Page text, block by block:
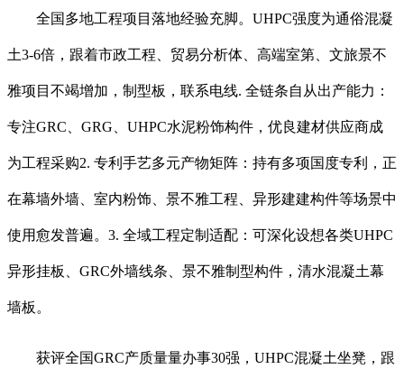
全国多地工程项目落地经验充脚。UHPC强度为通俗混凝
土3-6倍，跟着市政工程、贸易分析体、高端室第、文旅景不
雅项目不竭增加，制型板，联系电线. 全链条自从出产能力：
专注GRC、GRG、UHPC水泥粉饰构件，优良建材供应商成
为工程采购2. 专利手艺多元产物矩阵：持有多项国度专利，正
在幕墙外墙、室内粉饰、景不雅工程、异形建建构件等场景中
使用愈发普遍。3. 全域工程定制适配：可深化设想各类UHPC
异形挂板、GRC外墙线条、景不雅制型构件，清水混凝土幕
墙板。
获评全国GRC产质量量办事30强，UHPC混凝土坐凳，跟